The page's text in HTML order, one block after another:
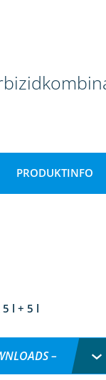
PRODUKTINFO
5 l + 5 l
–